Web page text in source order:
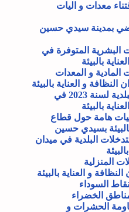
معدات و اليات
بمدينة سيدي حسين
البشرية المتوفرة في
بالبيئة
المادية و المعدات
النظافة و العناية بالبيئة
2صفحة برنامج البلدية لسنة 2023 في
بالبيئة
هامة حول قطاع
بالبيئة بسيدي حسين
البلدية في ميدان
المنزلية
و العناية بالبيئة
السوداء
الخضراء
الحشرات و